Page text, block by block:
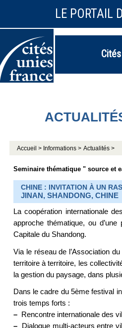
LE PORTAIL
Accueil > Informations > Actualités >
Seminaire thématique " source et
CHINE : INVITATION À UN
JINAN, SHANDONG, CHINE
La coopération internationale
approche thématique, ou
Capitale du Shandong.
Via le réseau de l’Association
territoire à territoire, les
la gestion du paysage, dans
Dans le cadre du 5ème festival
trois temps forts :
–Rencontre internationale des
–Dialogue multi-acteurs entre